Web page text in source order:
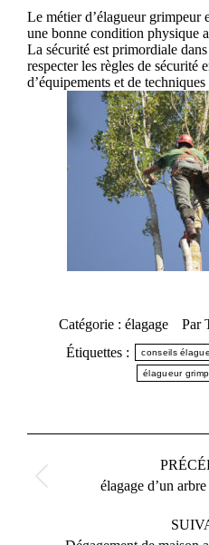
Le métier d’élagueur grimpeur
une bonne condition physique
La sécurité est primordiale
respecter les règles de sécurité
d’équipements et de
Catégorie : élagage Par
Étiquettes :
conseils
élagueur
élagage d’un